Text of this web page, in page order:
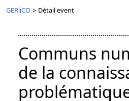
GERiiCO > Détail event
Communs
de la